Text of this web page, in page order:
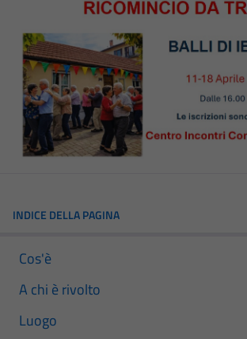
INDICE DELLA PAGINA
Cos'è
A chi è rivolto
Luogo